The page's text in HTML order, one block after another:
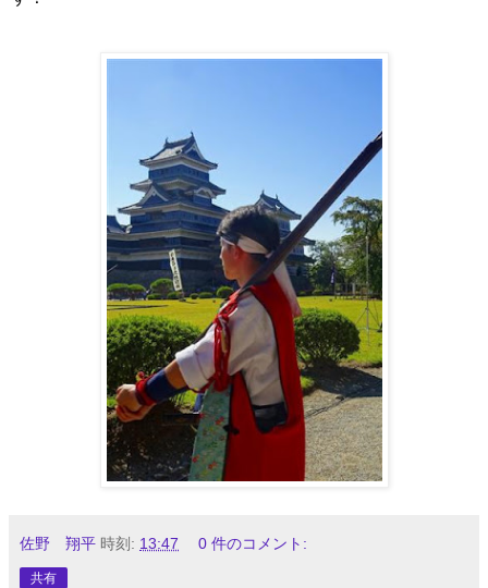
佐野 翔平 時刻: 13:47 0 件のコメント:
共有